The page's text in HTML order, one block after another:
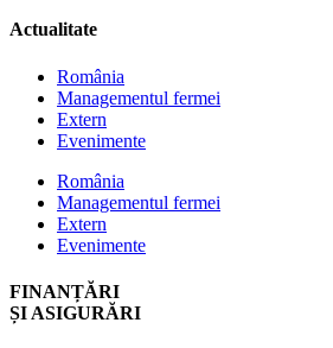
Actualitate
România
Managementul fermei
Extern
Evenimente
România
Managementul fermei
Extern
Evenimente
FINANȚĂRI
ȘI ASIGURĂRI